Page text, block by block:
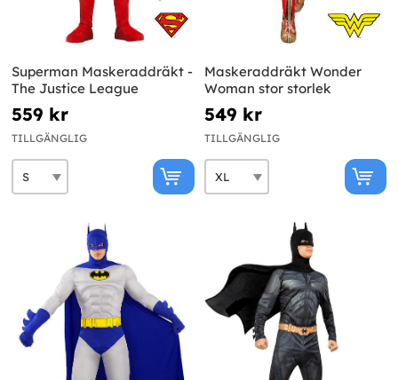
Superman Maskeraddräkt -
The Justice League
559 kr
TILLGÄNGLIG
Maskeraddräkt Wonder
Woman stor storlek
549 kr
TILLGÄNGLIG